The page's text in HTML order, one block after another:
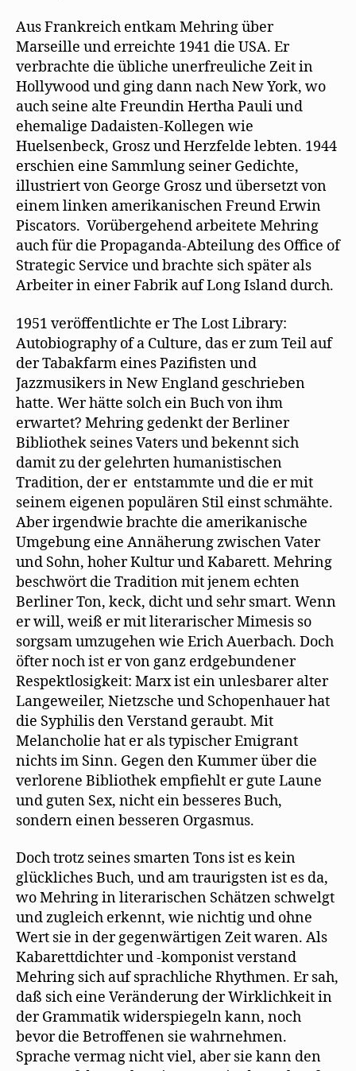
Aus Frankreich entkam Mehring über
Marseille und erreichte 1941 die USA. Er
verbrachte die übliche unerfreuliche Zeit in
Hollywood und ging dann nach New York, wo
auch seine alte Freundin Hertha Pauli und
ehemalige Dadaisten-Kollegen wie
Huelsenbeck, Grosz und Herzfelde lebten. 1944
erschien eine Sammlung seiner Gedichte,
illustriert von George Grosz und übersetzt von
einem linken amerikanischen Freund Erwin
Piscators. Vorübergehend arbeitete Mehring
auch für die Propaganda-Abteilung des Office of
Strategic Service und brachte sich später als
Arbeiter in einer Fabrik auf Long Island durch.
1951 veröffentlichte er The Lost Library:
Autobiography of a Culture, das er zum Teil auf
der Tabakfarm eines Pazifisten und
Jazzmusikers in New England geschrieben
hatte. Wer hätte solch ein Buch von ihm
erwartet? Mehring gedenkt der Berliner
Bibliothek seines Vaters und bekennt sich
damit zu der gelehrten humanistischen
Tradition, der er entstammte und die er mit
seinem eigenen populären Stil einst schmähte.
Aber irgendwie brachte die amerikanische
Umgebung eine Annäherung zwischen Vater
und Sohn, hoher Kultur und Kabarett. Mehring
beschwört die Tradition mit jenem echten
Berliner Ton, keck, dicht und sehr smart. Wenn
er will, weiß er mit literarischer Mimesis so
sorgsam umzugehen wie Erich Auerbach. Doch
öfter noch ist er von ganz erdgebundener
Respektlosigkeit: Marx ist ein unlesbarer alter
Langeweiler, Nietzsche und Schopenhauer hat
die Syphilis den Verstand geraubt. Mit
Melancholie hat er als typischer Emigrant
nichts im Sinn. Gegen den Kummer über die
verlorene Bibliothek empfiehlt er gute Laune
und guten Sex, nicht ein besseres Buch,
sondern einen besseren Orgasmus.
Doch trotz seines smarten Tons ist es kein
glückliches Buch, und am traurigsten ist es da,
wo Mehring in literarischen Schätzen schwelgt
und zugleich erkennt, wie nichtig und ohne
Wert sie in der gegenwärtigen Zeit waren. Als
Kabarettdichter und -komponist verstand
Mehring sich auf sprachliche Rhythmen. Er sah,
daß sich eine Veränderung der Wirklichkeit in
der Grammatik widerspiegeln kann, noch
bevor die Betroffenen sie wahrnehmen.
Sprache vermag nicht viel, aber sie kann den